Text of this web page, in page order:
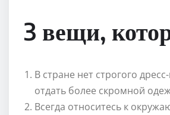
3 вещи,
В стране нет строгого
отдать более скромной
Всегда относитесь к